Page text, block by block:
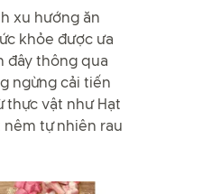
xu hướng ăn
khỏe được ưa
đây thông qua
ngừng cải tiến
thực vật như Hạt
nêm tự nhiên rau